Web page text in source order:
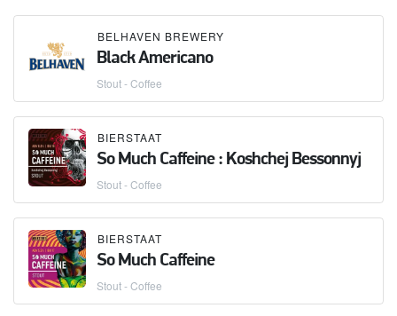
BELHAVEN BREWERY
Black Americano
Stout - Coffee
BIERSTAAT
So Much Caffeine : Koshchej Bessonnyj
Stout - Coffee
BIERSTAAT
So Much Caffeine
Stout - Coffee